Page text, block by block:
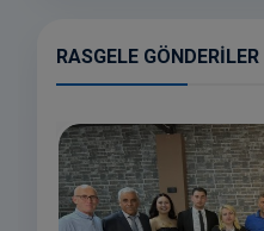
RASGELE GÖNDERILER